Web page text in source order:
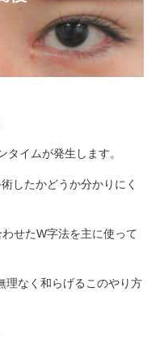
イムが発生します。
したかどうか分かりにく
せたW字法を主に使って
理なく和らげるこのやり方